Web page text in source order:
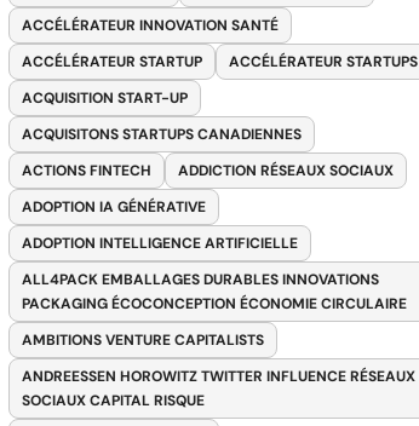
ACCÉLÉRATEUR INNOVATION SANTÉ
ACCÉLÉRATEUR STARTUP
ACCÉLÉRATEUR STARTUPS
ACQUISITION START-UP
ACQUISITONS STARTUPS CANADIENNES
ACTIONS FINTECH
ADDICTION RÉSEAUX SOCIAUX
ADOPTION IA GÉNÉRATIVE
ADOPTION INTELLIGENCE ARTIFICIELLE
ALL4PACK EMBALLAGES DURABLES INNOVATIONS
PACKAGING ÉCOCONCEPTION ÉCONOMIE CIRCULAIRE
AMBITIONS VENTURE CAPITALISTS
ANDREESSEN HOROWITZ TWITTER INFLUENCE RÉSEAUX
SOCIAUX CAPITAL RISQUE